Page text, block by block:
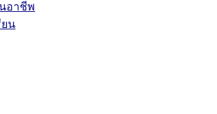
อาชีพ
ยน